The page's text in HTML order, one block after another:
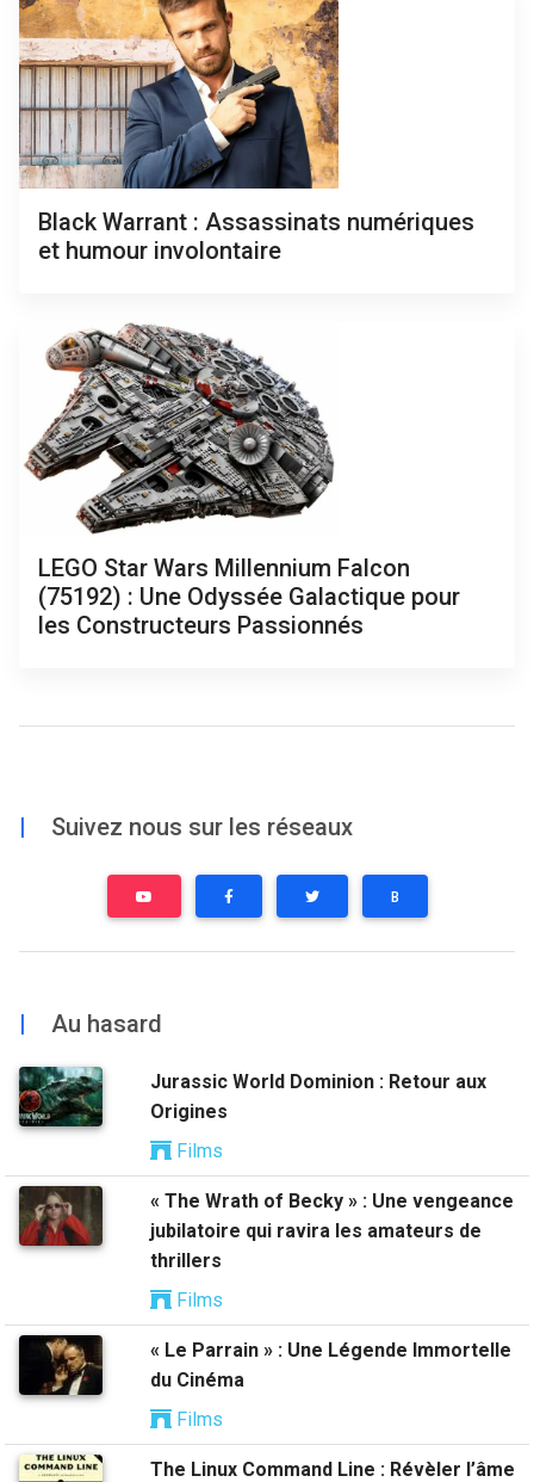
Black Warrant : Assassinats numériques
et humour involontaire
LEGO Star Wars Millennium Falcon
(75192) : Une Odyssée Galactique pour
les Constructeurs Passionnés
| Suivez nous sur les réseaux
B
| Au hasard
Jurassic World Dominion : Retour aux
Origines
Films
« The Wrath of Becky » : Une vengeance
jubilatoire qui ravira les amateurs de
thrillers
Films
« Le Parrain » : Une Légende Immortelle
du Cinéma
Films
The Linux Command Line : Révèler l’âme